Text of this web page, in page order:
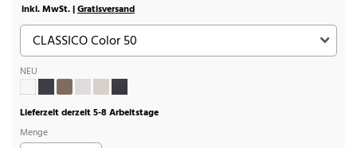
inkl. MwSt. |Gratisversand
NEU
Lieferzeit derzeit 5-8 Arbeitstage
Menge